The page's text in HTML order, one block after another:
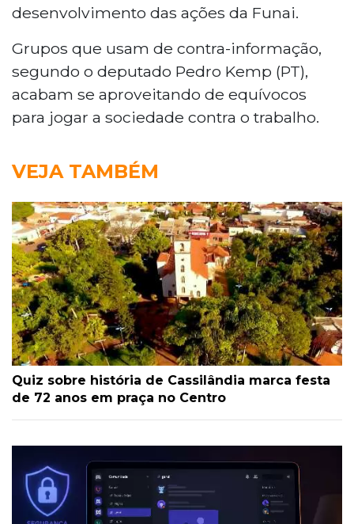
desenvolvimento das ações da Funai.
Grupos que usam de contra-informação,
segundo o deputado Pedro Kemp (PT),
acabam se aproveitando de equívocos
para jogar a sociedade contra o trabalho.
VEJA TAMBÉM
Quiz sobre história de Cassilândia marca festa
de 72 anos em praça no Centro